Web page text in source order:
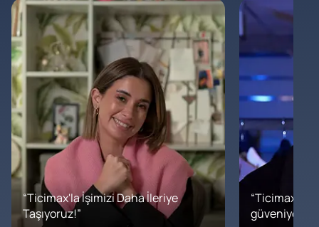
“Ticimax'la İşimizi Daha İleriye
Taşıyoruz!”
“Ticimax'a